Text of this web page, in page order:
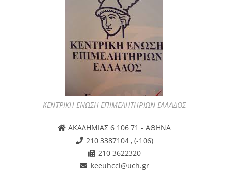
ΚΕΝΤΡΙΚΗ ΕΝΩΣΗ ΕΠΙΜΕΛΗΤΗΡΙΩΝ ΕΛΛΑΔΟΣ
ΑΚΑΔΗΜΙΑΣ 6 106 71 - ΑΘΗΝΑ
210 3387104 , (-106)
210 3622320
keeuhcci@uch.gr